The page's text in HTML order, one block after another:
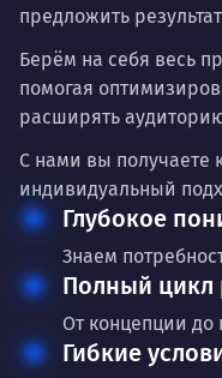
предложить
Берём на себя весь
помогая
расширять
С нами вы получаете
индивидуальный
Глубокое
Знаем
Полный цикл
От концепции
Гибкие